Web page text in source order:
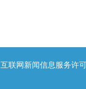
互联网新闻信息服务许